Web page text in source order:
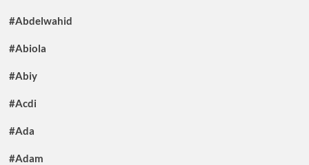
#Abdelwahid
#Abiola
#Abiy
#Acdi
#Ada
#Adam